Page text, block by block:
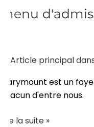
menu
Article principal
Marymount est un
chacun d'entre nous.
Lire la suite »